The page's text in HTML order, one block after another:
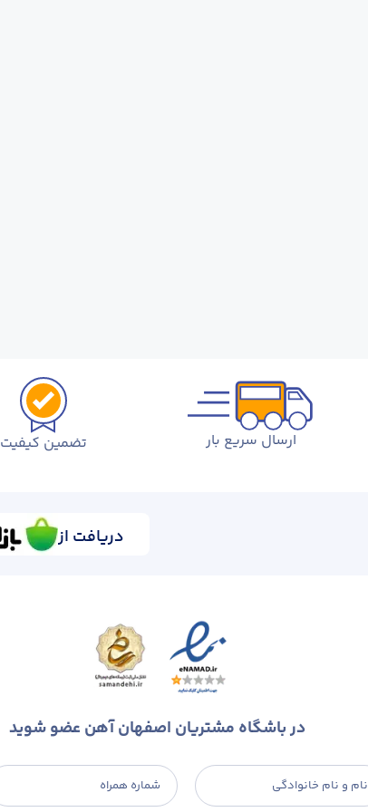
ارسال سریع بار تضمین کیفیت
دریافت از
در باشگاه مشتریان اصفهان آهن عضو شوید
نام و نام خانوادگی شماره همراه